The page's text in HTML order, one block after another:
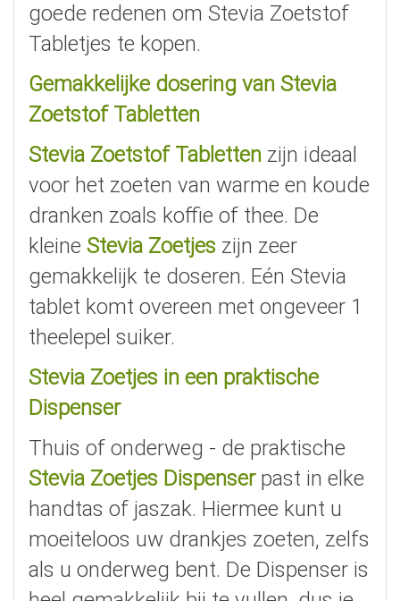
goede redenen om Stevia Zoetstof
Tabletjes te kopen.
Gemakkelijke dosering van Stevia
Zoetstof Tabletten
Stevia Zoetstof Tabletten zijn ideaal
voor het zoeten van warme en koude
dranken zoals koffie of thee. De
kleine Stevia Zoetjes zijn zeer
gemakkelijk te doseren. Eén Stevia
tablet komt overeen met ongeveer 1
theelepel suiker.
Stevia Zoetjes in een praktische
Dispenser
Thuis of onderweg - de praktische
Stevia Zoetjes Dispenser past in elke
handtas of jaszak. Hiermee kunt u
moeiteloos uw drankjes zoeten, zelfs
als u onderweg bent. De Dispenser is